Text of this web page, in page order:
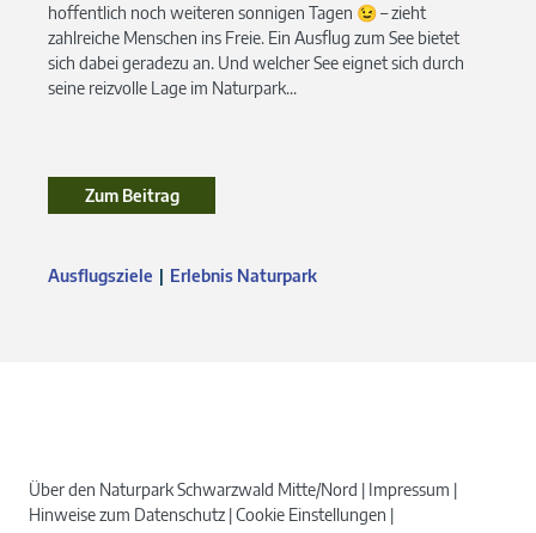
hoffentlich noch weiteren sonnigen Tagen 😉 – zieht
zahlreiche Menschen ins Freie. Ein Ausflug zum See bietet
sich dabei geradezu an. Und welcher See eignet sich durch
seine reizvolle Lage im Naturpark...
Zum Beitrag
Ausflugsziele Erlebnis Naturpark
Über den Naturpark Schwarzwald Mitte/Nord
Impressum
Hinweise zum Datenschutz Cookie Einstellungen